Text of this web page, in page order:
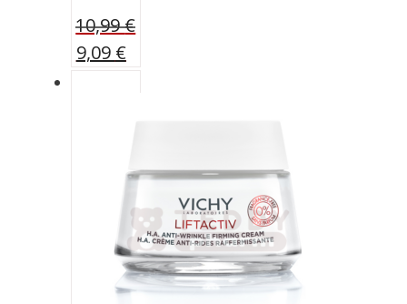
10,99€
Ursprünglicher
9,09 €Aktueller